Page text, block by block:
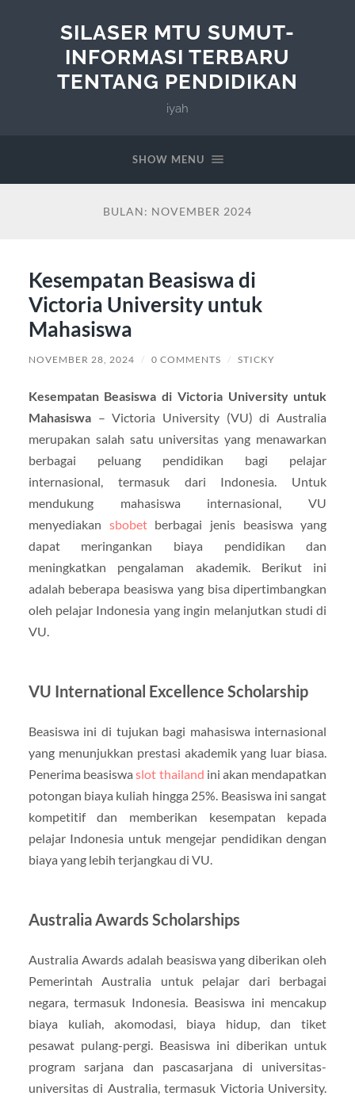
SILASER MTU SUMUT-
INFORMASI TERBARU
TENTANG PENDIDIKAN
iyah
SHOW MENU
BULAN: NOVEMBER 2024
Kesempatan Beasiswa di
Victoria University untuk
Mahasiswa
NOVEMBER 28, 2024 / 0 COMMENTS / STICKY
Kesempatan Beasiswa di Victoria University untuk
Mahasiswa– Victoria University (VU) di Australia
merupakan salah satu universitas yang menawarkan
berbagai peluang pendidikan bagi pelajar
internasional, termasuk dari Indonesia. Untuk
mendukung mahasiswa internasional, VU
menyediakan sbobetberbagai jenis beasiswa yang
dapat meringankan biaya pendidikan dan
meningkatkan pengalaman akademik. Berikut ini
adalah beberapa beasiswa yang bisa dipertimbangkan
oleh pelajar Indonesia yang ingin melanjutkan studi di
VU.
VU International Excellence Scholarship
Beasiswa ini di tujukan bagi mahasiswa internasional
yang menunjukkan prestasi akademik yang luar biasa.
Penerima beasiswaslot thailand ini akan mendapatkan
potongan biaya kuliah hingga 25%. Beasiswa ini sangat
kompetitif dan memberikan kesempatan kepada
pelajar Indonesia untuk mengejar pendidikan dengan
biaya yang lebih terjangkau di VU.
Australia Awards Scholarships
Australia Awards adalah beasiswa yang diberikan oleh
Pemerintah Australia untuk pelajar dari berbagai
negara, termasuk Indonesia. Beasiswa ini mencakup
biaya kuliah, akomodasi, biaya hidup, dan tiket
pesawat pulang-pergi. Beasiswa ini diberikan untuk
program sarjana dan pascasarjana di universitas-
universitas di Australia, termasuk Victoria University.